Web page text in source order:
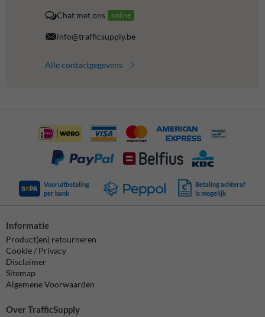
Chat met ons online
info@trafficsupply.be
Alle contactgegevens
Vooruitbetaling
per bank
Betaling achteraf
is mogelijk
Informatie
Product(en) retourneren
Cookie / Privacy
Disclaimer
Sitemap
Algemene Voorwaarden
Over TrafficSupply